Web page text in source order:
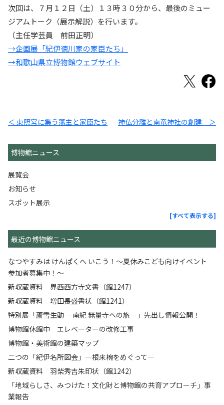
次回は、７月１２日（土）１３時３０分から、最後のミュー
ジアムトーク（展示解説）を行います。
（主任学芸員 前田正明）
→企画展「紀伊徳川家の家臣たち」
→和歌山県立博物館ウェブサイト
＜ 東照宮に集う藩主と家臣たち 神仏分離と南竜神社の創建 ＞
博物館ニュース
展覧会
お知らせ
スポット展示
[すべて表示する]
最近の博物館ニュース
なつやすみは けんぱくへ いこう！～夏休みこども向けイベント
参加者募集中！～
新収蔵資料 界西西方寺文書（館1247）
新収蔵資料 増田長盛書状（館1241）
特別展「蘆雪生動 ―南紀 無量寺への旅―」先出し情報公開！
博物館休館中 エレベーターの改修工事
博物館・美術館の建築マップ
二つの「紀伊名所図会」―根来椀をめぐって―
新収蔵資料 羽柴秀吉朱印状（館1242）
「地域らしさ、みつけた！文化財と博物館の共育アプローチ」事
業報告